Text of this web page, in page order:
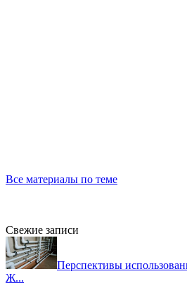
Все материалы по теме
Свежие записи
Перспективы
Ж...